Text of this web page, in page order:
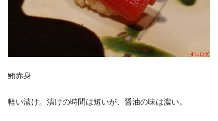
鮪赤身
軽い漬け。漬けの時間は短いが、醤油の味は濃い。